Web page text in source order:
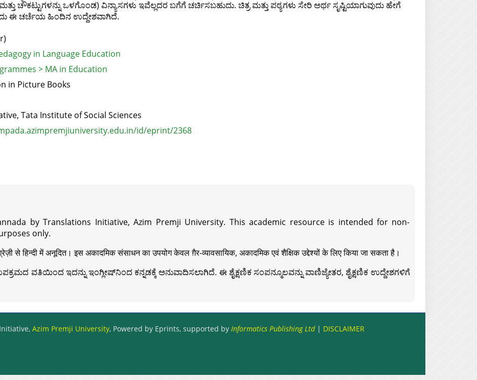
ಚೌಕಟ್ಟುಗಳನ್ನು ಒಳಗೊಂಡ) ವಿನ್ಯಾಸಗಳು ಇವೆಲ್ಲದರ ಬಗೆಗೆ ಚರ್ಚಿಸಬಹುದು. ಚಿತ್ರ ಮತ್ತು ಪಠ್ಯಗಳು ಸೇರಿ ಅರ್ಥ ಸೃಷ್ಟಿಯಾಗುವುದು ಹೇಗೆ
ಈ ಚರ್ಚೆಯ ಹಿಂದಿನ ಉದ್ದೇಶವಾಗಿದೆ.
in Language Education
> MA in Education
in Picture Books
Tata Institute of Social Sciences
id/eprint/2368
by Translations Initiative, Azim Premji University. This academic resource is intended for non-
only.
से हिन्दी में अनूदित। इस अकादमिक संसाधन का उपयोग केवल ग़ैर-व्यावसायिक, अकादमिक एवं शैक्षिक उद्देश्यों के लिए किया जा सकता है।
ವತಿಯಿಂದ ಇದನ್ನು ಇಂಗ್ಲೀಷ್‍ನಿಂದ ಕನ್ನಡಕ್ಕೆ ಅನುವಾದಿಸಲಾಗಿದೆ. ಈ ಶೈಕ್ಷಣಿಕ ಸಂಪನ್ಮೂಲವನ್ನು ವಾಣಿಜ್ಯೇತರ, ಶೈಕ್ಷಣಿಕ ಉದ್ದೇಶಗಳಿಗೆ
Azim Premji University, Powered by Eprints, supported by Informatics Publishing Ltd| DISCLAIMER